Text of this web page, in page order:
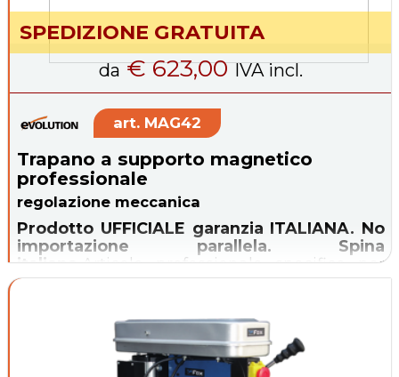
MAG42
Trapano a supporto magnetico
professionale
regolazione meccanica
Prodotto UFFICIALE garanzia ITALIANA. No
importazione parallela. Spina
italiana.Articolo professionale specifico per
eseguire fori su metalli con fresa (max. 35
SPEDIZIONE GRATUITA
da€ 623,00IVA incl.